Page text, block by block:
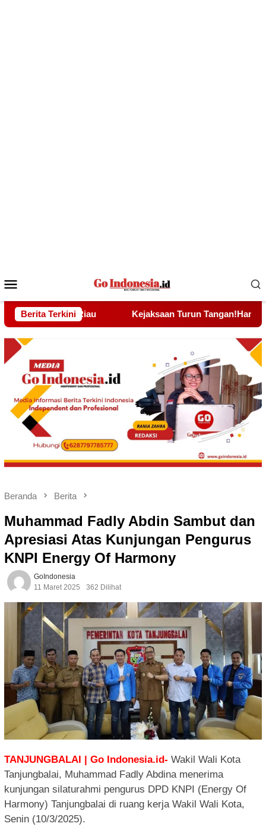
Mobile
Berita Terkini
Tangan!Hambat Proyek Drainase Rp15 Miliar di Sei
Beranda Berita
Muhammad Fadly Abdin Sambut dan
Apresiasi Atas Kunjungan Pengurus
KNPI Energy Of Harmony
GoIndonesia
11 Maret 2025
362 Dilihat
TANJUNGBALAI | Go Indonesia.id- Wakil Wali Kota
Tanjungbalai, Muhammad Fadly Abdina menerima
kunjungan silaturahmi pengurus DPD KNPI (Energy Of
Harmony) Tanjungbalai di ruang kerja Wakil Wali Kota,
Senin (10/3/2025).